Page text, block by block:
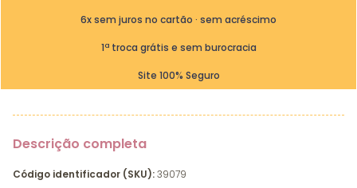
6x sem juros no cartão · sem acréscimo
1ª troca grátis e sem burocracia
Site 100% Seguro
Descrição completa
Código identificador (SKU):39079